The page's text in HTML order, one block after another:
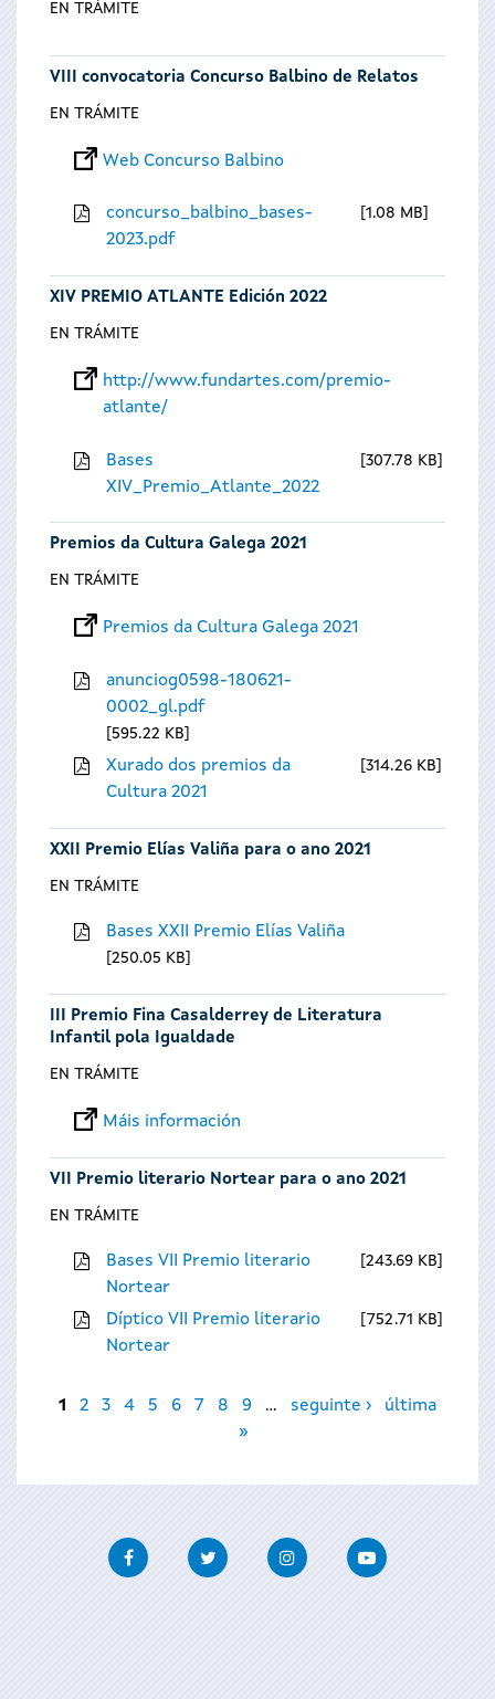
EN TRÁMITE
VIII convocatoria Concurso Balbino de Relatos
EN TRÁMITE
Web Concurso Balbino
concurso_balbino_bases-
2023.pdf
1.08 MB
XIV PREMIO ATLANTE Edición 2022
EN TRÁMITE
http://www.fundartes.com/premio-
atlante/
Bases
XIV_Premio_Atlante_2022
307.78 KB
Premios da Cultura Galega 2021
EN TRÁMITE
Premios da Cultura Galega 2021
anunciog0598-180621-
0002_gl.pdf
595.22 KB
Xurado dos premios da
Cultura 2021
314.26 KB
XXII Premio Elías Valiña para o ano 2021
EN TRÁMITE
Bases XXII Premio Elías Valiña
250.05 KB
III Premio Fina Casalderrey de Literatura
Infantil pola Igualdade
EN TRÁMITE
Máis información
VII Premio literario Nortear para o ano 2021
EN TRÁMITE
Bases VII Premio literario
Nortear
243.69 KB
Díptico VII Premio literario
Nortear
752.71 KB
Páxinas
1 2 3 4 5 6 7 8 9 … seguinte ›
última
»
FacebookTwitter InstagramYoutube